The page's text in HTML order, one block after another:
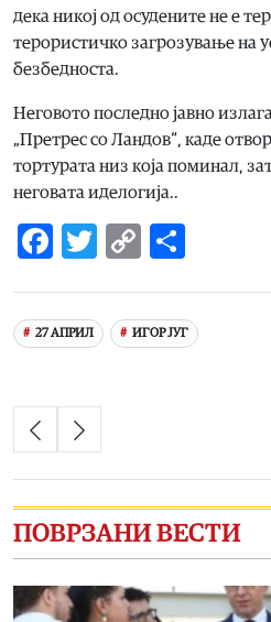
дека никој од осудените не е
терористичко загрозување на
безбедноста.
Неговото последно јавно
„Претрес со Ландов“, каде
тортурата низ која поминал,
неговата иделогија..
Facebook
Twitter
Copy
27 АПРИЛ ИГОР ЈУГ
ПОВРЗАНИ ВЕСТИ